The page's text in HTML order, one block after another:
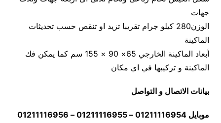
جهات
الوزن280 كيلو جرام تقريبا تزيد او تنقص حسب تحديثات
الماكينة
أبعاد الماكينة الخارجي 65× 90 × 155 سم كما يمكن فك
الماكينة و تركيبها في اي مكان
بيانات الاتصال و التواصل
موبايل 01211116954 – 01211116955 – 01211116956